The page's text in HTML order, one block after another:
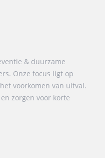
& duurzame
Onze focus ligt op
voorkomen van uitval.
zorgen voor korte